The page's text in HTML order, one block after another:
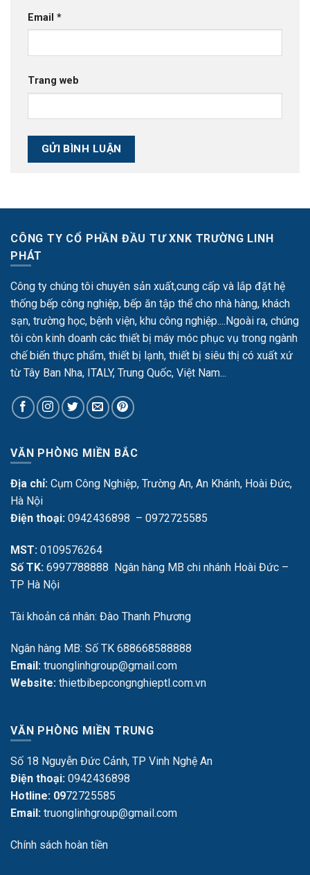
Email *
Trang web
CÔNG TY CỔ PHẦN ĐẦU TƯ XNK TRƯỜNG LINH
PHÁT
Công ty chúng tôi chuyên sản xuất,cung cấp và lắp đặt hệ
thống bếp công nghiệp, bếp ăn tập thể cho nhà hàng, khách
sạn, trường học, bệnh viện, khu công nghiệp....Ngoài ra, chúng
tôi còn kinh doanh các thiết bị máy móc phục vụ trong ngành
chế biến thực phẩm, thiết bị lạnh, thiết bị siêu thị có xuất xứ
từ Tây Ban Nha, ITALY, Trung Quốc, Việt Nam...
VĂN PHÒNG MIỀN BẮC
Địa chỉ: Cụm Công Nghiệp, Trường An, An Khánh, Hoài Đức,
Hà Nội
Điện thoại: 0942436898 – 0972725585
MST: 0109576264
Số TK: 6997788888 Ngân hàng MB chi nhánh Hoài Đức –
TP Hà Nội
Tài khoản cá nhân: Đào Thanh Phương
Ngân hàng MB: Số TK 688668588888
Email: truonglinhgroup@gmail.com
Website: thietbibepcongnghieptl.com.vn
VĂN PHÒNG MIỀN TRUNG
Số 18 Nguyễn Đức Cảnh, TP Vinh Nghệ An
Điện thoại: 0942436898
Hotline: 0972725585
Email: truonglinhgroup@gmail.com
Chính sách hoàn tiền